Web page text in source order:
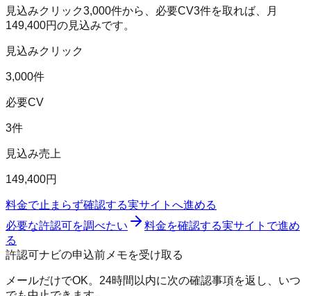
見込みクリック3,000件から、必要CV3件を取れば、月
149,400円の見込みです。
見込みクリック
3,000件
必要CV
3件
見込み売上
149,400円
料金で止まらず確認する実サイトへ進める
必要な許認可を調べたい
料金を確認する実サイトで進め
る
許認可ナビの申込前メモを受け取る
メールだけでOK。24時間以内に次の確認事項を返し、いつ